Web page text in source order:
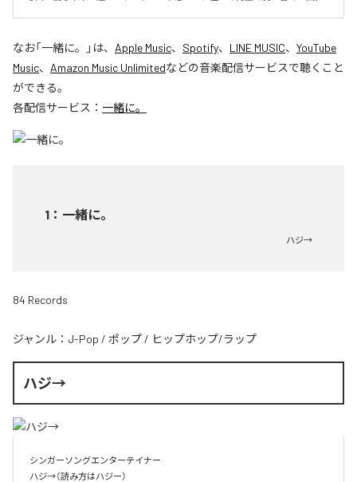
なお「一緒に。 」は、 Apple Music、 Spotify、 LINE MUSIC、 YouTube
Music、 Amazon Music Unlimitedなどの音楽配信サービスで聴くこと
ができる。
各配信サービス： 一緒に。
1 ： 一緒に。
ハジ→
84 Records
ジャンル： J-Pop / ポップ / ヒップホップ/ラップ
ハジ→
シンガーソングエンターテイナー
ハジ→（読み方はハジー）